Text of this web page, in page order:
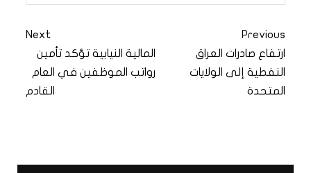
Previous
ارتفاع صادرات العراق
النفطية إلى الولايات
المتحدة
Next
المالية النيابية تؤكد تأمين
رواتب الموظفين في العام
القادم